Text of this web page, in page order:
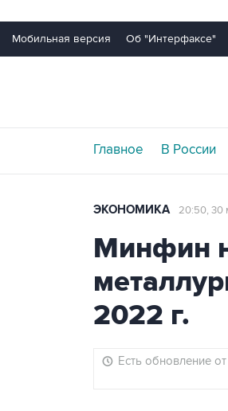
Мобильная версия Об "Интерфаксе"
Главное В России
ЭКОНОМИКА 20:50, 30
Минфин
2022 г.
Есть обновление от